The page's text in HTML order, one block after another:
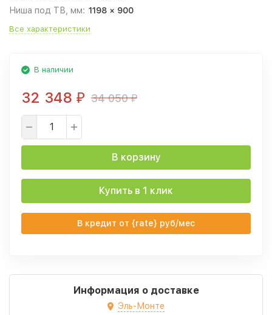
Ниша под ТВ, мм: 1198 × 900
Все характеристики
В наличии
32 348 ₽ 34 050₽
В корзину
Купить в 1 клик
В кредит от {rate} руб/мес
Информация о доставке
Эль-Монте